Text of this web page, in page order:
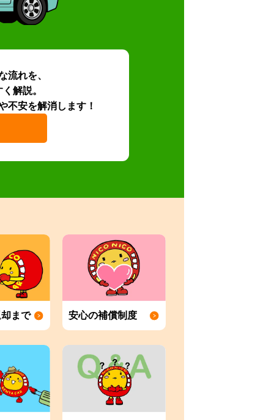
流れを、
解説。
不安を解消します！
まで 安心の補償制度